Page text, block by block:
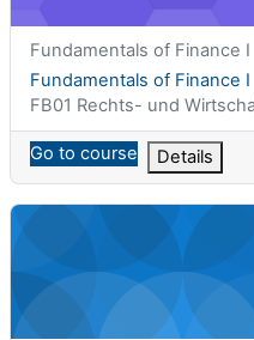
课程简称
Fundamentals of Finance I
课程名称
Fundamentals of Finance I
课程类别
FB01 Rechts- und
Go to course Details
Future of Work - 01-17-0008-